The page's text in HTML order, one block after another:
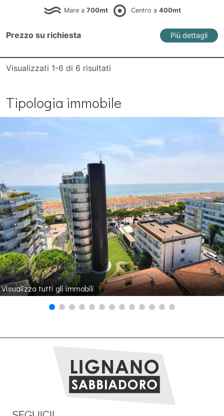
Mare a700mt Centro a 400mt
Prezzo su richiesta Più dettagli
Visualizzati 1-6 di 6 risultati
Tipologia immobile
Visualizza tutti gli immobili